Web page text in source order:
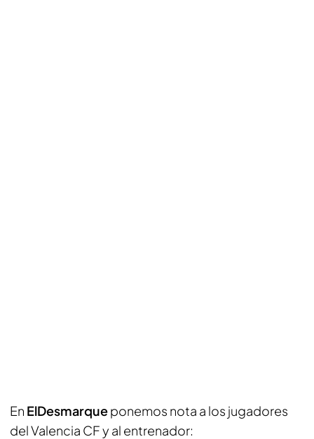
En ElDesmarqueponemos nota a los jugadores
del Valencia CF y al entrenador: